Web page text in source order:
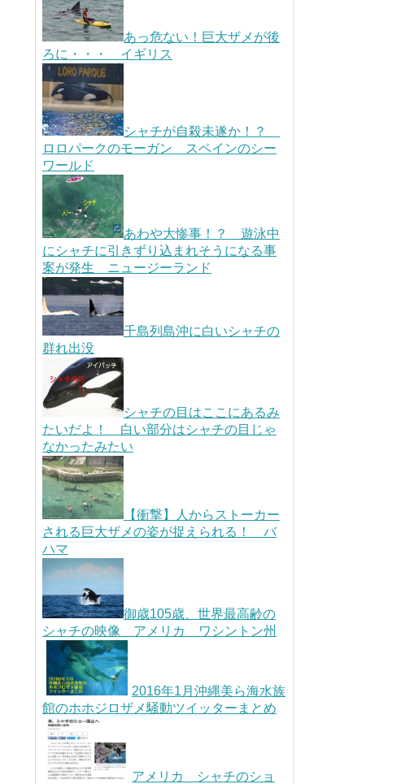
あっ危ない！巨大ザメが後
ろに・・・ イギリス
シャチが自殺未遂か！？
ロロパークのモーガン スペインのシー
ワールド
あわや大惨事！？ 遊泳中
にシャチに引きずり込まれそうになる事
案が発生 ニュージーランド
千島列島沖に白いシャチの
群れ出没
シャチの目はここにあるみ
たいだよ！ 白い部分はシャチの目じゃ
なかったみたい
【衝撃】人からストーカー
される巨大ザメの姿が捉えられる！ バ
ハマ
御歳105歳、世界最高齢の
シャチの映像 アメリカ ワシントン州
2016年1月沖縄美ら海水族
館のホホジロザメ騒動ツイッターまとめ
アメリカ シャチのショ